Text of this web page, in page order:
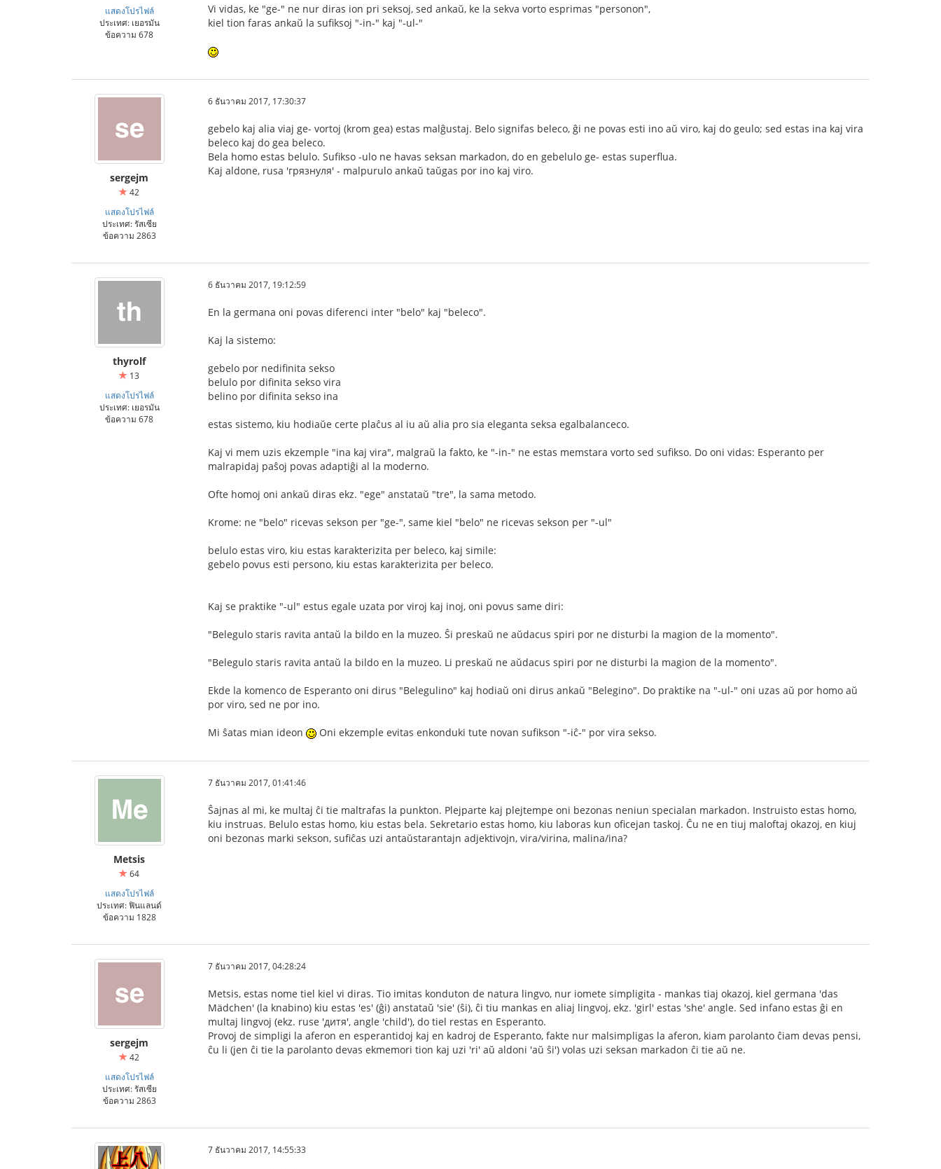
แสดงโปรไฟล์
ประเทศ: เยอรมัน
ข้อความ 678
Vi vidas, ke "ge-" ne nur diras ion pri seksoj, sed ankaŭ, ke la sekva vorto esprimas "personon",
kiel tion faras ankaŭ la sufiksoj "-in-" kaj "-ul-"
sergejm
42
แสดงโปรไฟล์
ประเทศ: รัสเซีย
ข้อความ 2863
6 ธันวาคม 2017, 17:30:37
gebelo kaj alia viaj ge- vortoj (krom gea) estas malĝustaj. Belo signifas beleco, ĝi ne povas esti ino aŭ viro, kaj do geulo; sed estas ina kaj vira
beleco kaj do gea beleco.
Bela homo estas belulo. Sufikso -ulo ne havas seksan markadon, do en gebelulo ge- estas superflua.
Kaj aldone, rusa 'грязнуля' - malpurulo ankaŭ taŭgas por ino kaj viro.
thyrolf
13
แสดงโปรไฟล์
ประเทศ: เยอรมัน
ข้อความ 678
6 ธันวาคม 2017, 19:12:59
En la germana oni povas diferenci inter "belo" kaj "beleco".
Kaj la sistemo:
gebelo por nedifinita sekso
belulo por difinita sekso vira
belino por difinita sekso ina
estas sistemo, kiu hodiaŭe certe plaĉus al iu aŭ alia pro sia eleganta seksa egalbalanceco.
Kaj vi mem uzis ekzemple "ina kaj vira", malgraŭ la fakto, ke "-in-" ne estas memstara vorto sed sufikso. Do oni vidas: Esperanto per
malrapidaj paŝoj povas adaptiĝi al la moderno.
Ofte homoj oni ankaŭ diras ekz. "ege" anstataŭ "tre", la sama metodo.
Krome: ne "belo" ricevas sekson per "ge-", same kiel "belo" ne ricevas sekson per "-ul"
belulo estas viro, kiu estas karakterizita per beleco, kaj simile:
gebelo povus esti persono, kiu estas karakterizita per beleco.
Kaj se praktike "-ul" estus egale uzata por viroj kaj inoj, oni povus same diri:
"Belegulo staris ravita antaŭ la bildo en la muzeo. Ŝi preskaŭ ne aŭdacus spiri por ne disturbi la magion de la momento".
"Belegulo staris ravita antaŭ la bildo en la muzeo. Li preskaŭ ne aŭdacus spiri por ne disturbi la magion de la momento".
Ekde la komenco de Esperanto oni dirus "Belegulino" kaj hodiaŭ oni dirus ankaŭ "Belegino". Do praktike na "-ul-" oni uzas aŭ por homo aŭ
por viro, sed ne por ino.
Mi ŝatas mian ideon Oni ekzemple evitas enkonduki tute novan sufikson "-iĉ-" por vira sekso.
Metsis
64
แสดงโปรไฟล์
ประเทศ: ฟินแลนด์
ข้อความ 1828
7 ธันวาคม 2017, 01:41:46
Ŝajnas al mi, ke multaj ĉi tie maltrafas la punkton. Plejparte kaj plejtempe oni bezonas neniun specialan markadon. Instruisto estas homo,
kiu instruas. Belulo estas homo, kiu estas bela. Sekretario estas homo, kiu laboras kun oficejan taskoj. Ĉu ne en tiuj maloftaj okazoj, en kiuj
oni bezonas marki sekson, sufiĉas uzi antaŭstarantajn adjektivojn, vira/virina, malina/ina?
sergejm
42
แสดงโปรไฟล์
ประเทศ: รัสเซีย
ข้อความ 2863
7 ธันวาคม 2017, 04:28:24
Metsis, estas nome tiel kiel vi diras. Tio imitas konduton de natura lingvo, nur iomete simpligita - mankas tiaj okazoj, kiel germana 'das
Mädchen' (la knabino) kiu estas 'es' (ĝi) anstataŭ 'sie' (ŝi), ĉi tiu mankas en aliaj lingvoj, ekz. 'girl' estas 'she' angle. Sed infano estas ĝi en
multaj lingvoj (ekz. ruse 'дитя', angle 'child'), do tiel restas en Esperanto.
Provoj de simpligi la aferon en esperantidoj kaj en kadroj de Esperanto, fakte nur malsimpligas la aferon, kiam parolanto ĉiam devas pensi,
ĉu li (jen ĉi tie la parolanto devas ekmemori tion kaj uzi 'ri' aŭ aldoni 'aŭ ŝi') volas uzi seksan markadon ĉi tie aŭ ne.
7 ธันวาคม 2017, 14:55:33